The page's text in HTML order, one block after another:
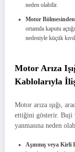
neden olabilir.
Motor
ortamda kaputu
nedeniyle küçük
Motor Arıza
Kablolarıyla
Motor arıza ışığı,
ettiğini gösterir. Buji
yanmasına neden
Aşınmış veya Kirli